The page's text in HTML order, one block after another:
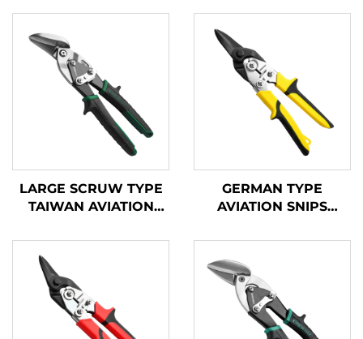
LARGE SCRUW TYPE
TAIWAN AVIATION
GERMAN TYPE
AVIATION SNIPS